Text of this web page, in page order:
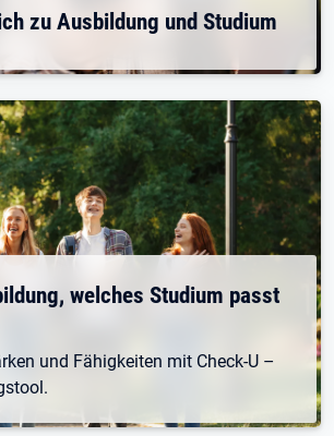
zu Ausbildung und Studium
welches Studium passt
und Fähigkeiten mit Check-U –